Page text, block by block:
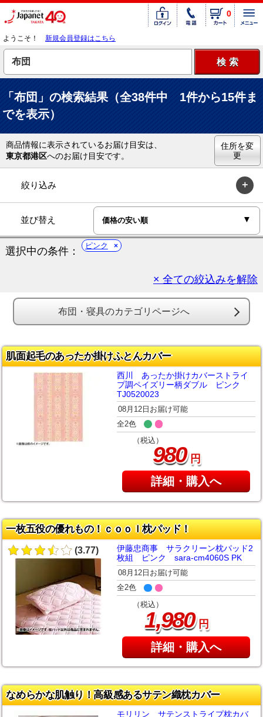
0
ようこそ！ 新規会員登録はこちら
「布団」の検索結果（全38件中 1件から15件ま
でを表示）
商品情報に表示されているお届け目安は、
東京都港区へのお届け目安です。
住所を変
更
絞り込み
並び替え
選択中の条件： ピンク
× 全ての絞込みを解除
布団・寝具のカテゴリページへ
肌面起毛のあったか掛けふとんカバー
西川 あったか掛けカバーストライ
プ調ペイズリー柄ダブル ピンク
TJ0520023
08月12日お届け可能
全2色
（税込）
980円
詳細・購入へ
一枚五役の優れもの！ｃｏｏｌ枕パッド！
(3.77)
伊藤忠商事 サラクリーン枕パッド2
枚組 ピンク sara-cm4060S PK
08月12日お届け可能
全2色
（税込）
1,980円
詳細・購入へ
なめらかな肌触り！高級感あるサテン織枕カバー
モリリン サテンストライプ枕カバ